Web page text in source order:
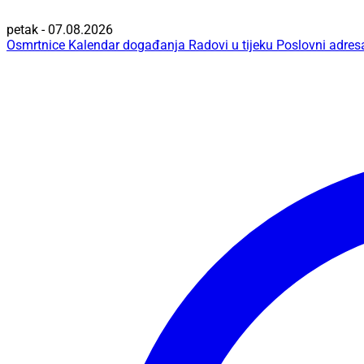
petak - 07.08.2026
Osmrtnice Kalendar događanja Radovi u tijeku Poslovni